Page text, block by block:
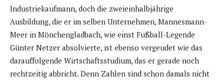
Industriekaufmann, doch die zweieinhalbjährige
Ausbildung, die er im selben Unternehmen, Mannesmann-
Meer in Mönchengladbach, wie einst Fußball-Legende
Günter Netzer absolvierte, ist ebenso vergeudet wie das
darauffolgende Wirtschaftsstudium, das er gerade noch
rechtzeitig abbricht. Denn Zahlen sind schon damals nicht